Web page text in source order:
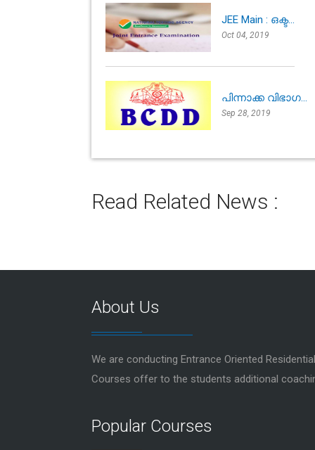
JEE Main : ഒക്ട...
Oct 04, 2019
പിന്നാക്ക വിഭാഗ...
Sep 28, 2019
Read Related News :
About Us
We are conducting Entrance Oriented
Courses offer to the students additional
Popular Courses